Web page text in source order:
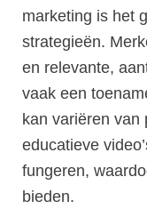
marketing is het
strategieën.
en relevante,
vaak een
kan variëren van
educatieve
fungeren,
bieden.